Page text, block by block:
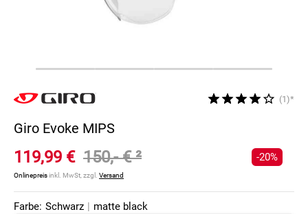
(1)*
Giro Evoke MIPS
119,99 € 150,- €²
Onlinepreisinkl. MwSt, zzgl. Versand
-20%
Farbe: Schwarz | matte black